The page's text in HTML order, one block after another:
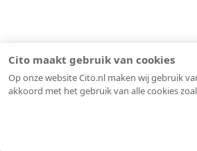
Cito maakt gebruik van cookies
Op onze website Cito.nl maken wij gebruik
akkoord met het gebruik van alle cookies